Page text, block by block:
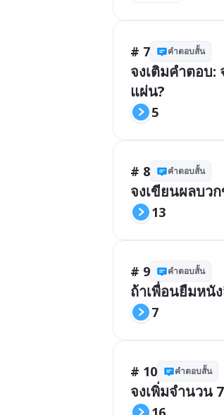
# 7 คำตอบสั้น
จงเติมคำตอบ:
แผ่น?
5
# 8 คำตอบสั้น
จงเขียนผลบว
13
# 9 คำตอบสั้น
ถ้าเพื่อนยืมหนั
7
# 10 คำตอบสั้น
จงเพิ่มจำนวน